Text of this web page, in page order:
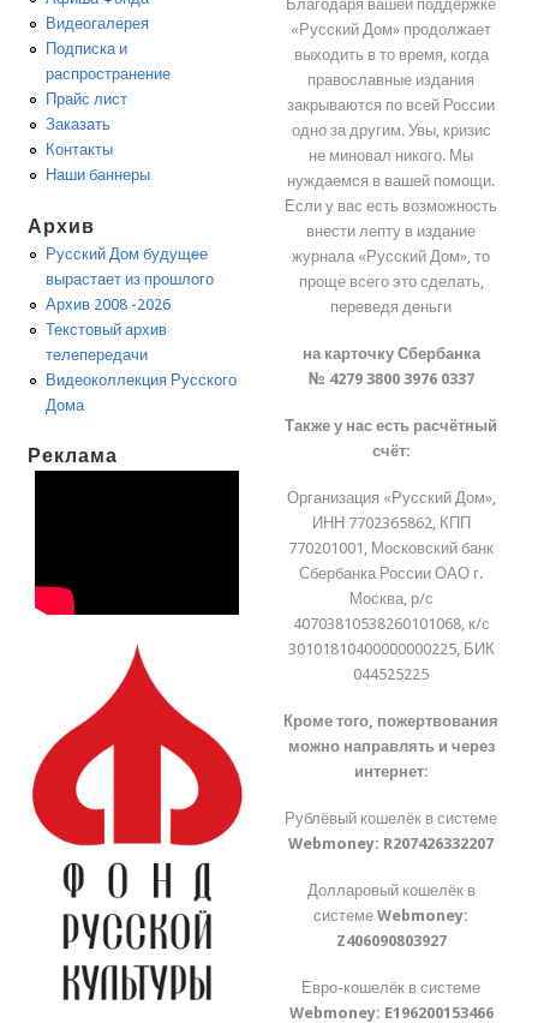
Видеогалерея
Подписка и
распространение
Прайс лист
Заказать
Контакты
Наши баннеры
Архив
Русский Дом будущее
вырастает из прошлого
Архив 2008 -2026
Текстовый архив
телепередачи
Видеоколлекция Русского
Дома
Реклама
Благодаря вашей поддержке
«Русский Дом» продолжает
выходить в то время, когда
православные издания
закрываются по всей России
одно за другим. Увы, кризис
не миновал никого. Мы
нуждаемся в вашей помощи.
Если у вас есть возможность
внести лепту в издание
журнала «Русский Дом», то
проще всего это сделать,
переведя деньги
на карточку Сбербанка
№ 4279 3800 3976 0337
Также у нас есть расчётный
счёт:
Организация «Русский Дом»,
ИНН 7702365862, КПП
770201001, Московский банк
Сбербанка России ОАО г.
Москва, р/с
40703810538260101068, к/с
30101810400000000225, БИК
044525225
Кроме того, пожертвования
можно направлять и через
интернет:
Рублёвый кошелёк в системе
Webmoney: R207426332207
Долларовый кошелёк в
системеWebmoney:
Z406090803927
Евро-кошелёк в системе
Webmoney: E196200153466